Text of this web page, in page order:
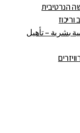
הנרטיבית
بشرية – تأهيل